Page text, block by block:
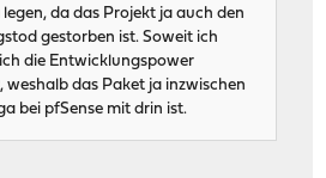
da das Projekt ja auch den
gestorben ist. Soweit ich
die Entwicklungspower
weshalb das Paket ja inzwischen
bei pfSense mit drin ist.